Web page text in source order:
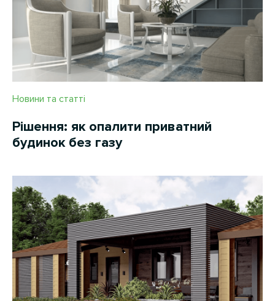
Новини та статті
Рішення: як опалити приватний
будинок без газу